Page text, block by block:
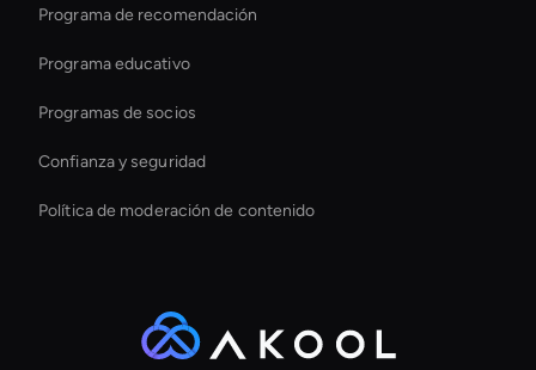
Programa de recomendación
Programa educativo
Programas de socios
Confianza y seguridad
Política de moderación de contenido